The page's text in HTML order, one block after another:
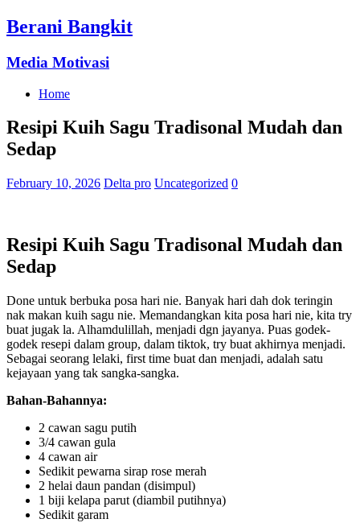
Berani Bangkit
Media Motivasi
Home
Resipi Kuih Sagu Tradisonal Mudah dan
Sedap
February 10, 2026 Delta pro Uncategorized 0
Resipi Kuih Sagu Tradisonal Mudah dan
Sedap
Done untuk berbuka posa hari nie. Banyak hari dah dok teringin
nak makan kuih sagu nie. Memandangkan kita posa hari nie, kita try
buat jugak la. Alhamdulillah, menjadi dgn jayanya. Puas godek-
godek resepi dalam group, dalam tiktok, try buat akhirnya menjadi.
Sebagai seorang lelaki, first time buat dan menjadi, adalah satu
kejayaan yang tak sangka-sangka.
Bahan-Bahannya:
2 cawan sagu putih
3/4 cawan gula
4 cawan air
Sedikit pewarna sirap rose merah
2 helai daun pandan (disimpul)
1 biji kelapa parut (diambil putihnya)
Sedikit garam